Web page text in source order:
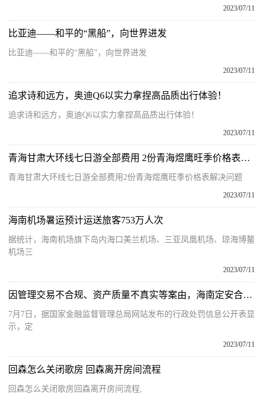
2023/07/11
比亚迪——和平的“黑船”，向世界进发
比亚迪——和平的“黑船”，向世界进发
2023/07/11
追求诗和远方，奥迪Q6以实力拿捏高品质出行体验！
追求诗和远方，奥迪Q6以实力拿捏高品质出行体验！
2023/07/11
青海甘肃大环线七日游全部费用 2份青海煜鹰旺季价格表解决问题
青海甘肃大环线七日游全部费用2份青海煜鹰旺季价格表解决问题
2023/07/11
海南机场暑运预计运送旅客753万人次
据统计，海南机场旗下岛内海口美兰机场、三亚凤凰机场、琼海博鳌
机场三
2023/07/11
因管理交易不合规、资产质量不真实等案由，海南定安合丰村镇银行被罚160万元，时任董事长、行长皆被罚款……
7月7日，据国家金融监督管理总局网站发布的行政处罚信息公开表显
示，定
2023/07/11
回森怎么关闭歌房 回森离开房间流程
回森怎么关闭歌房回森离开房间流程,